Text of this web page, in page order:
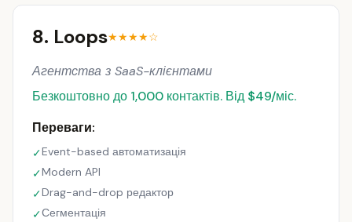
8. Loops★★★★☆
Агентства з SaaS-клієнтами
Безкоштовно до 1,000 контактів. Від $49/міс.
Переваги:
✓Event-based автоматизація
✓Modern API
✓Drag-and-drop редактор
✓Сегментація